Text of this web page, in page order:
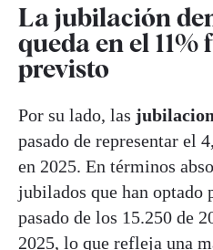
La jubilación
queda en el 11%
previsto
Por su lado, las
pasado de representar el
en 2025. En términos
jubilados que han optado
pasado de los 15.250 de
2025, lo que refleja una